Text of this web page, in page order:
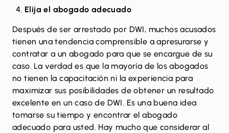
Elija el abogado adecuado
Después de ser arrestado por DWI, muchos acusados
​​tienen una tendencia comprensible a apresurarse y
contratar a un abogado para que se encargue de su
caso. La verdad es que la mayoría de los abogados
no tienen la capacitación ni la experiencia para
maximizar sus posibilidades de obtener un resultado
excelente en un caso de DWI. Es una buena idea
tomarse su tiempo y encontrar el abogado
adecuado para usted. Hay mucho que considerar al